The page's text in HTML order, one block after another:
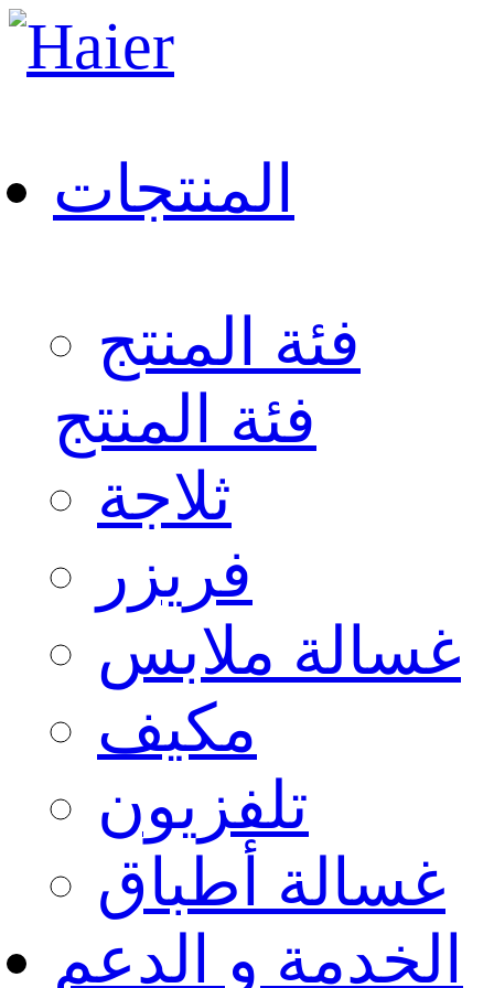
المنتجات
فئة المنتج
فئة المنتج
ثلاجة
فريزر
غسالة ملابس
مكيف
تلفزيون
غسالة أطباق
الخدمة و الدعم